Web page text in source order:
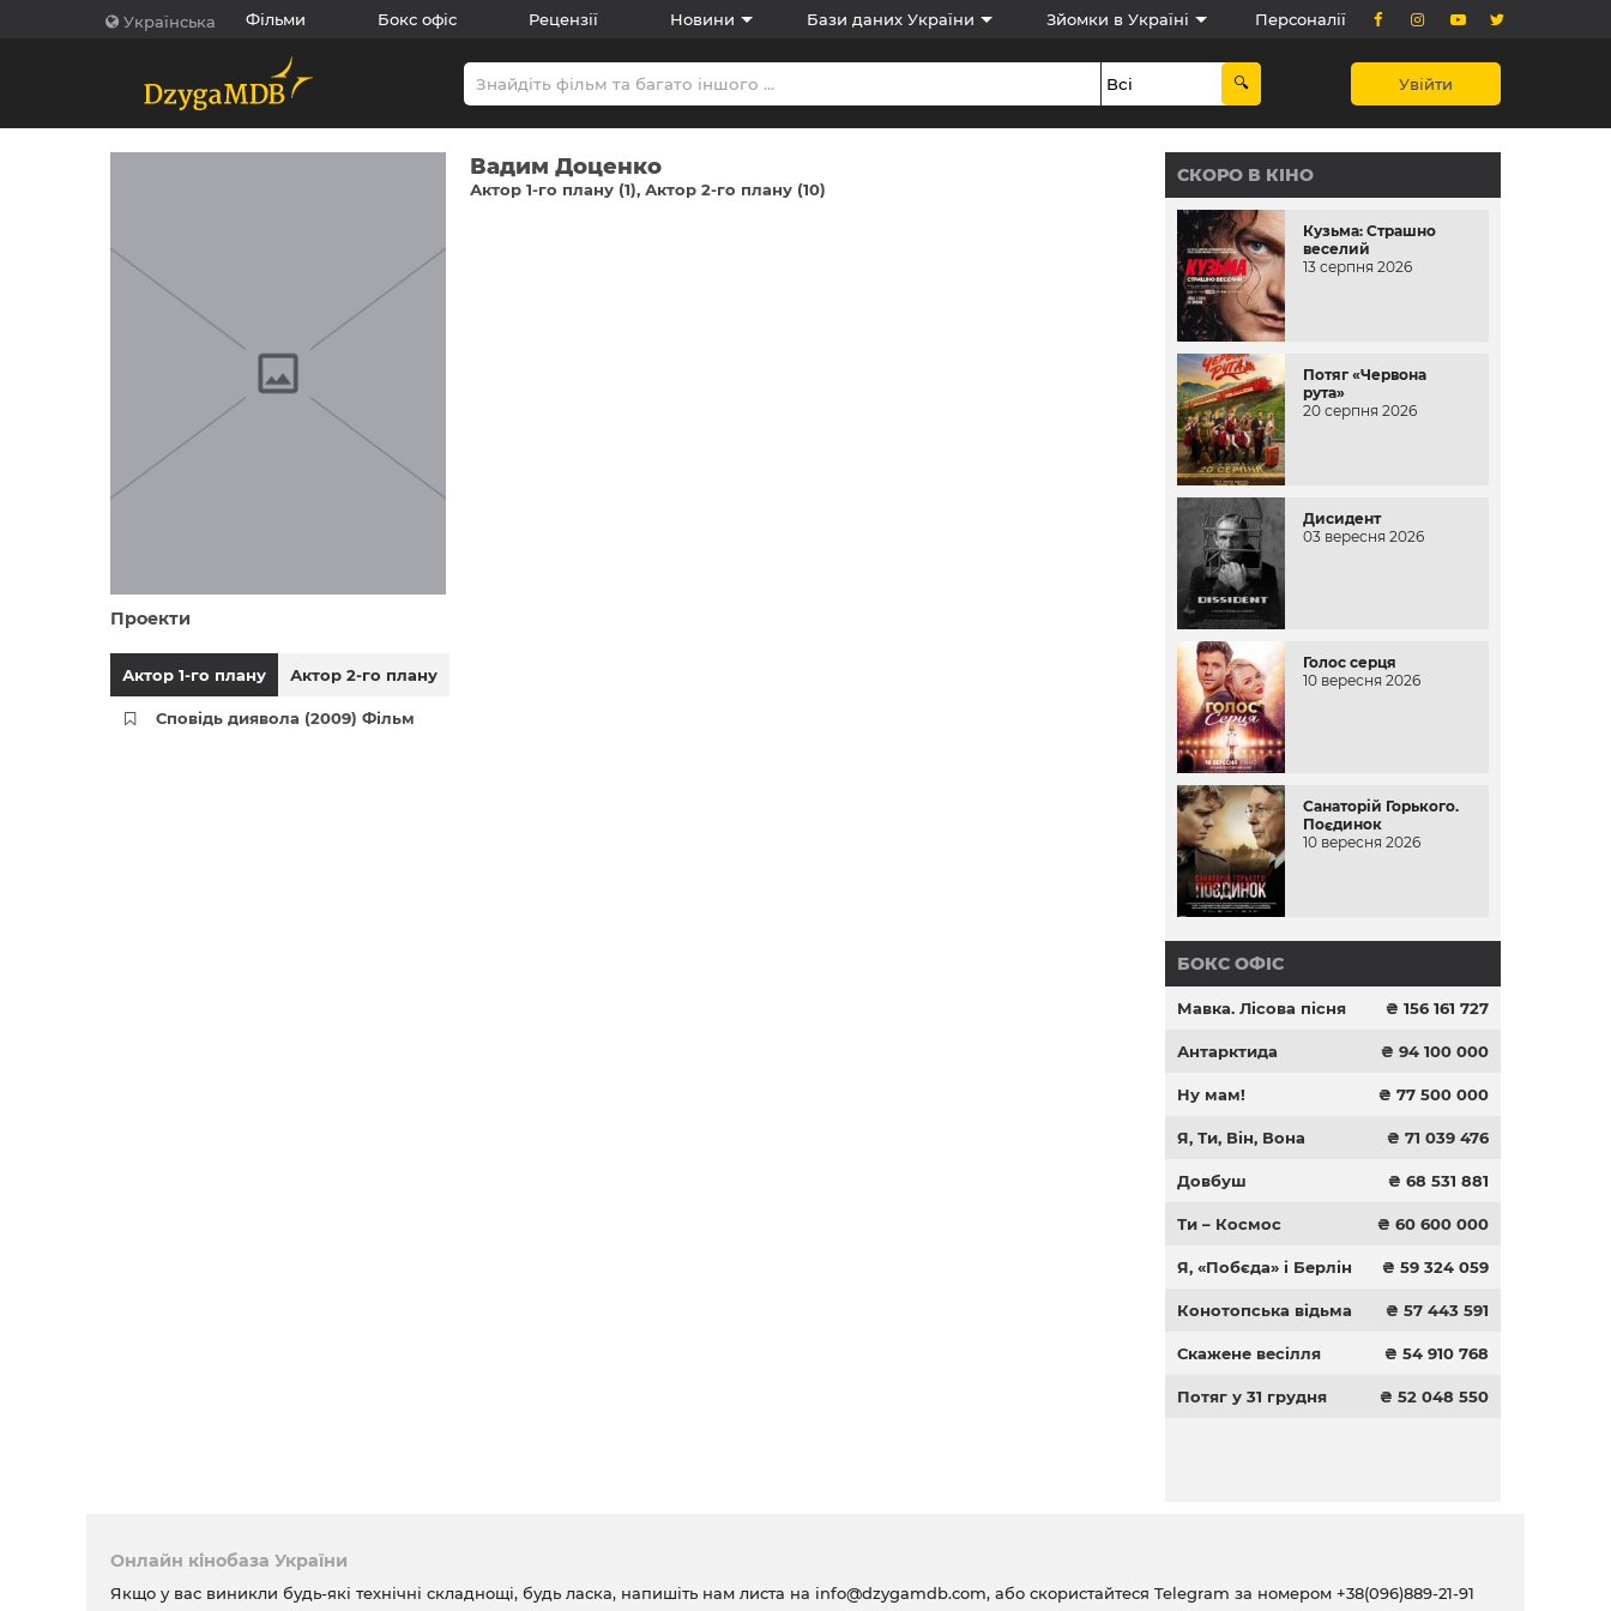
Українська Фільми Бокс офіс Рецензії Новини Бази даних України Зйомки в Україні Персоналії
Увійти
Вадим Доценко
Актор 1-го плану (1) Актор 2-го плану (10)
Проекти
Актор 1-го плану Актор 2-го плану
Сповідь диявола (2009) Фільм
СКОРО В КІНО
Кузьма: Страшно
веселий
13 серпня 2026
Потяг «Червона
рута»
20 серпня 2026
Дисидент
03 вересня 2026
Голос серця
10 вересня 2026
Санаторій Горького.
Поєдинок
10 вересня 2026
БОКС ОФІС
Мавка. Лісова пісня ₴ 156 161 727
Антарктида ₴ 94 100 000
Ну мам! ₴ 77 500 000
Я, Ти, Він, Вона ₴ 71 039 476
Довбуш ₴ 68 531 881
Ти – Космос ₴ 60 600 000
Я, «Побєда» і Берлін ₴ 59 324 059
Конотопська відьма ₴ 57 443 591
Скажене весілля ₴ 54 910 768
Потяг у 31 грудня ₴ 52 048 550
Онлайн кінобаза України
Якщо у вас виникли будь-які технічні складнощі, будь ласка, напишіть нам листа на info@dzygamdb.com, або скористайтеся Telegram за номером +38(096)889-21-91